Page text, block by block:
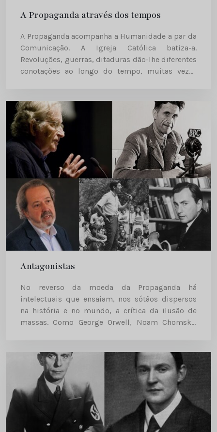
A Propaganda através dos tempos
A Propaganda acompanha a Humanidade a par da
Comunicação. A Igreja Católica batiza-a.
Revoluções, guerras, ditaduras dão-lhe diferentes
conotações ao longo do tempo, muitas vezes
problema...
Antagonistas
No reverso da moeda da Propaganda há
intelectuais que ensaiam, nos sótãos dispersos
na história e no mundo, a crítica da ilusão de
massas. Como George Orwell, Noam Chomsky,
homens não...